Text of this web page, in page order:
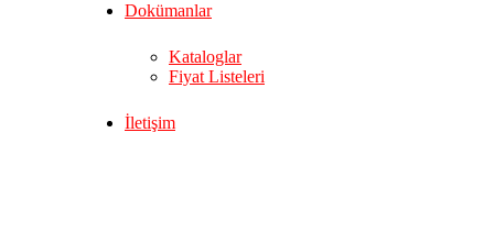
Dokümanlar
Kataloglar
Fiyat Listeleri
İletişim